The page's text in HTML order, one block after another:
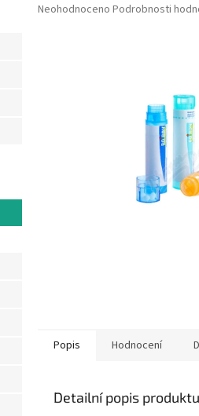
Průměrné
Neohodnoceno Podrobnosti
Popis Hodnocení
Detailní popis produktu